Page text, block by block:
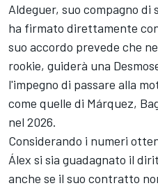
Aldeguer, suo compagno di
ha firmato direttamente
suo accordo prevede che
rookie, guiderà una
l'impegno di passare alla
come quelle di Márquez,
nel 2026.
Considerando i numeri
Álex si sia guadagnato il
anche se il suo contratto